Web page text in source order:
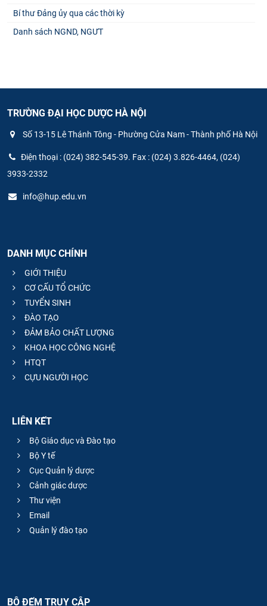
Bí thư Đảng ủy qua các thời kỳ
Danh sách NGND, NGƯT
TRƯỜNG ĐẠI HỌC DƯỢC HÀ NỘI
Số 13-15 Lê Thánh Tông - Phường Cửa Nam - Thành phố Hà Nội
Điện thoại : (024) 382-545-39. Fax : (024) 3.826-4464, (024)
3933-2332
info@hup.edu.vn
DANH MỤC CHÍNH
GIỚI THIỆU
CƠ CẤU TỔ CHỨC
TUYỂN SINH
ĐÀO TẠO
ĐẢM BẢO CHẤT LƯỢNG
KHOA HỌC CÔNG NGHỆ
HTQT
CỰU NGƯỜI HỌC
LIÊN KẾT
Bộ Giáo dục và Đào tạo
Bộ Y tế
Cục Quản lý dược
Cảnh giác dược
Thư viện
Email
Quản lý đào tạo
BỘ ĐẾM TRUY CẬP